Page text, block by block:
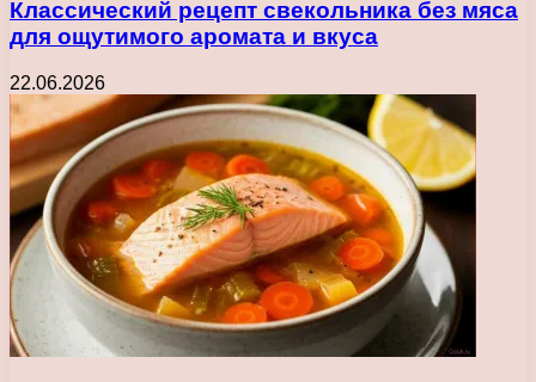
Классический рецепт свекольника без мяса
для ощутимого аромата и вкуса
22.06.2026